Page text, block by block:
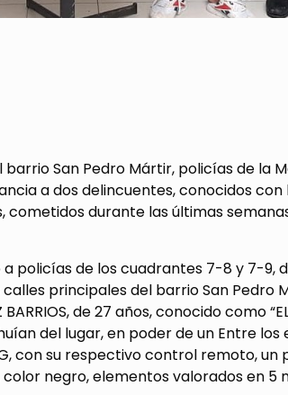
San Pedro Mártir, policías de la
a dos delincuentes, conocidos con
cometidos durante las últimas
policías de los cuadrantes 7-8 y 7-9,
principales del barrio San Pedro
de 27 años, conocido como
huían del lugar, en poder de un Entre
con su respectivo control remoto, un
negro, elementos valorados en 5